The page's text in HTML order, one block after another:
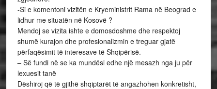
-Si e komentoni vizitën e Kryeministrit Rama në Beograd e
lidhur me situatën në Kosovë ?
Mendoj se vizita ishte e domosdoshme dhe respektoj
shumë kurajon dhe profesionalizmin e treguar gjatë
përfaqësimit të interesave të Shqipërisë.
– Së fundi në se ka mundësi edhe një mesazh nga ju për
lexuesit tanë
Dëshiroj që të gjithë shqiptarët të angazhohen konkretisht,